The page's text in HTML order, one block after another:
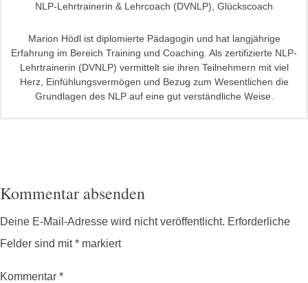
NLP-Lehrtrainerin & Lehrcoach (DVNLP), Glückscoach
Marion Hödl ist diplomierte Pädagogin und hat langjährige
Erfahrung im Bereich Training und Coaching. Als zertifizierte NLP-
Lehrtrainerin (DVNLP) vermittelt sie ihren Teilnehmern mit viel
Herz, Einfühlungsvermögen und Bezug zum Wesentlichen die
Grundlagen des NLP auf eine gut verständliche Weise.
Kommentar absenden
Deine E-Mail-Adresse wird nicht veröffentlicht. Erforderliche
Felder sind mit* markiert
Kommentar *